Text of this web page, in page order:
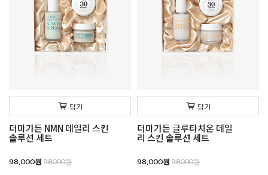
담기
더마가든 NMN 데일리 스킨
솔루션 세트
98,000원 98000원
담기
더마가든 글루타치온 데일
리 스킨 솔루션 세트
98,000원 98000원